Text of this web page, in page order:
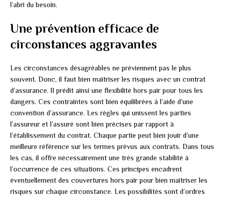
l’abri du besoin.
Une prévention efficace de
circonstances aggravantes
Les circonstances désagréables ne préviennent pas le plus
souvent. Donc, il faut bien maîtriser les risques avec un contrat
d’assurance. Il prédit ainsi une flexibilité hors pair pour tous les
dangers. Ces contraintes sont bien équilibrées à l’aide d’une
convention d’assurance. Les règles qui unissent les parties
l’assureur et l’assuré sont bien précises par rapport à
l’établissement du contrat. Chaque partie peut bien jouir d’une
meilleure référence sur les termes prévus aux contrats. Dans tous
les cas, il offre nécessairement une très grande stabilité à
l’occurrence de ces situations. Ces principes encadrent
éventuellement des couvertures hors pair pour bien maîtriser les
risques sur chaque circonstance. Les possibilités sont d’ordres